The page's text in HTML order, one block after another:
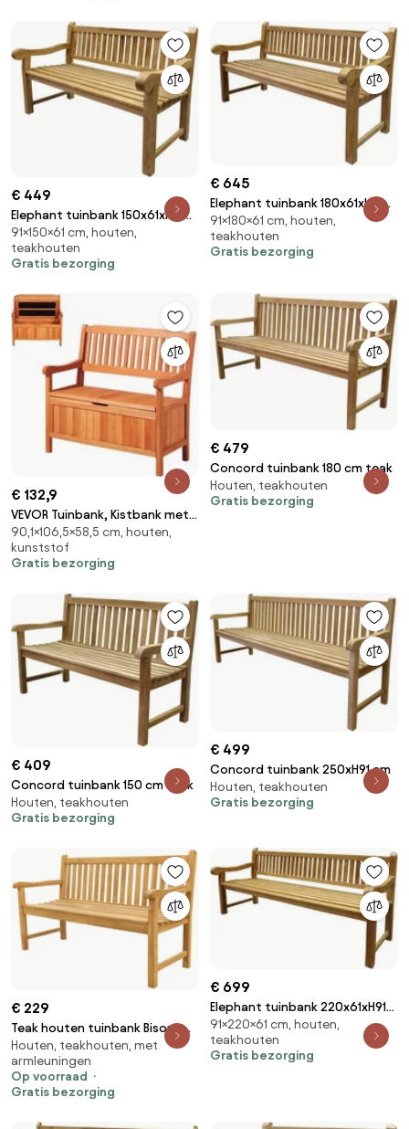
€ 449
Elephant tuinbank 150x61xH91
cm teak
91×150×61 cm, houten,
teakhouten
Gratis bezorging
€ 645
Elephant tuinbank 180x61xH91
cm teak
91×180×61 cm, houten,
teakhouten
Gratis bezorging
€ 132,9
VEVOR Tuinbank, Kistbank met
Opbergruimte, Opbergbank,
Draagvermogen tot 328 kg,
Tuinzitje &amp;
Tuin, Balkon, 106,5 x 58,5 x 90,1
cm
90,1×106,5×58,5 cm, houten,
kunststof
Gratis bezorging
€ 479
Concord tuinbank 180 cm teak
Houten, teakhouten
Gratis bezorging
€ 409
Concord tuinbank 150 cm teak
Houten, teakhouten
Gratis bezorging
€ 499
Concord tuinbank 250xH91 cm
Houten, teakhouten
Gratis bezorging
€ 229
Teak houten tuinbank Bison -
150 cm.
Houten, teakhouten, met
armleuningen
Op voorraad
Gratis bezorging
€ 699
Elephant tuinbank 220x61xH91
cm teak
91×220×61 cm, houten,
teakhouten
Gratis bezorging